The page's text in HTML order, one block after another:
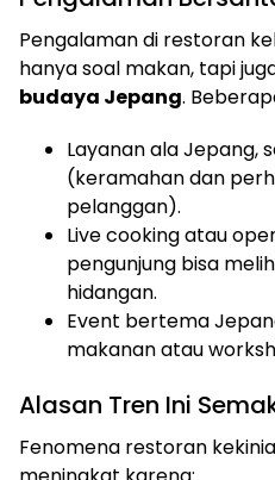
Pengalaman di restoran
hanya soal makan, tapi
budaya Jepang.
Layanan ala Jepang,
(keramahan dan
pelanggan).
Live cooking atau
pengunjung bisa
hidangan.
Event bertema
makanan atau
Alasan Tren Ini
Fenomena restoran